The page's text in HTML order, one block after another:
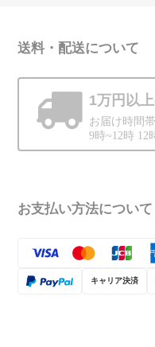
送料・配送について
1万円以
お届け時間帯
9時~12時 12
お支払い方法について
キャリア決済